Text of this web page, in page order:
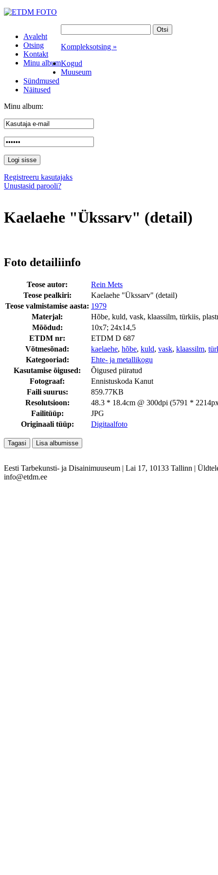
Avaleht
Otsing
Kontakt
Minu album
Kompleksotsing »
Kogud
Muuseum
Sündmused
Näitused
Minu album:
Registreeru kasutajaks
Unustasid parooli?
Kaelaehe "Ükssarv" (detail)
Foto detailiinfo
Teose autor:
Rein Mets
Teose pealkiri:
Kaelaehe "Ükssarv" (detail)
Teose valmistamise aasta: 1979
Materjal:
Hõbe, kuld, vask, klaassilm, türkiis,
Mõõdud:
10x7; 24x14,5
ETDM nr:
ETDM D 687
Võtmesõnad:
kaelaehe, hõbe, kuld, vask, klaassilm,
Kategooriad:
Ehte- ja metallikogu
Kasutamise õigused:
Õigused piiratud
Fotograaf:
Ennistuskoda Kanut
Faili suurus:
859.77KB
Resolutsioon:
48.3 * 18.4cm @ 300dpi (5791 *
Failitüüp:
JPG
Originaali tüüp:
Digitaalfoto
Eesti Tarbekunsti- ja Disainimuuseum | Lai 17, 10133 Tallinn |
info@etdm.ee